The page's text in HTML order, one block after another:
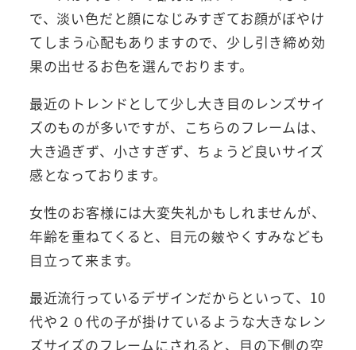
で、淡い色だと顔になじみすぎてお顔がぼやけ
てしまう心配もありますので、少し引き締め効
果の出せるお色を選んでおります。
最近のトレンドとして少し大き目のレンズサイ
ズのものが多いですが、こちらのフレームは、
大き過ぎず、小さすぎず、ちょうど良いサイズ
感となっております。
女性のお客様には大変失礼かもしれませんが、
年齢を重ねてくると、目元の皴やくすみなども
目立って来ます。
最近流行っているデザインだからといって、10
代や２０代の子が掛けているような大きなレン
ズサイズのフレームにされると、目の下側の空